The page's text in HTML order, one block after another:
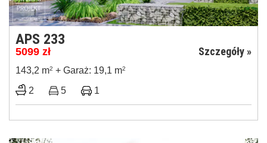
APS 233
5099 zł Szczegóły »
143,2 m2 + Garaż: 19,1 m2
2 5 1